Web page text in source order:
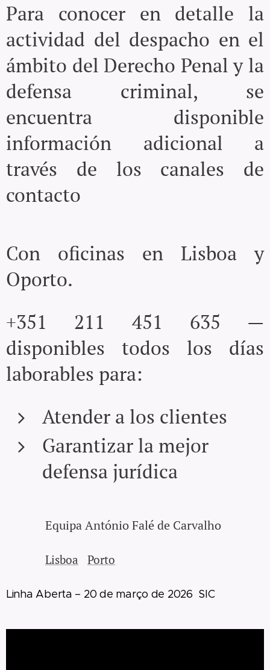
Para conocer en detalle la
actividad del despacho en el
ámbito del Derecho Penal y la
defensa criminal, se
encuentra disponible
información adicional a
través de los canales de
contacto
Con oficinas en Lisboa y
Oporto.
+351 211 451 635 —
disponibles todos los días
laborables para:
Atender a los clientes
Garantizar la mejor
defensa jurídica
Equipa António Falé de Carvalho
Lisboa Porto
Linha Aberta – 20 de março de 2026 SIC